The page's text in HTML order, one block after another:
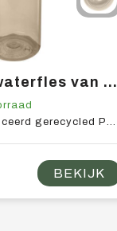
Sky 650 ml waterfles van gerecycled plastic
PET-kunststof, PP-kunststof
BEKIJK